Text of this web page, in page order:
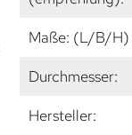
Maße: (L/B/H)
Durchmesser:
Hersteller: